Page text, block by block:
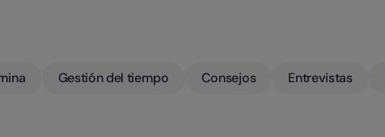
Gestión del tiempo Consejos Entrevistas